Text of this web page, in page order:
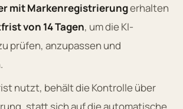
mit Markenregistrierungerhalten
von 14 Tagen, um die KI-
prüfen, anzupassen und
nutzt, behält die Kontrolle über
statt sich auf die automatische